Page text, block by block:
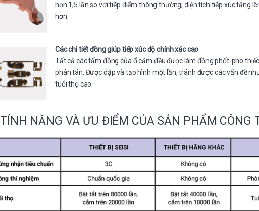
hơn 1,5 lần so với tiếp điểm thông thường; diện tích tiếp xúc tăng
hơn.
Các chi tiết đồng giúp tiếp xúc độ chính xác cao
Tất cả các tấm đồng của ổ cắm đều được làm đồng phốt-pho
phân tán. Được dập và tạo hình một lần, tránh được các vấn đề
tuổi thọ cao.
TÍNH NĂNG VÀ ƯU ĐIỂM CỦA SẢN PHẨM CÔNG